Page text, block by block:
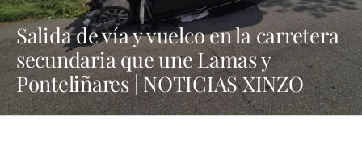
Salida de vía y vuelco en la carretera
secundaria que une Lamas y
Ponteliñares | NOTICIAS XINZO